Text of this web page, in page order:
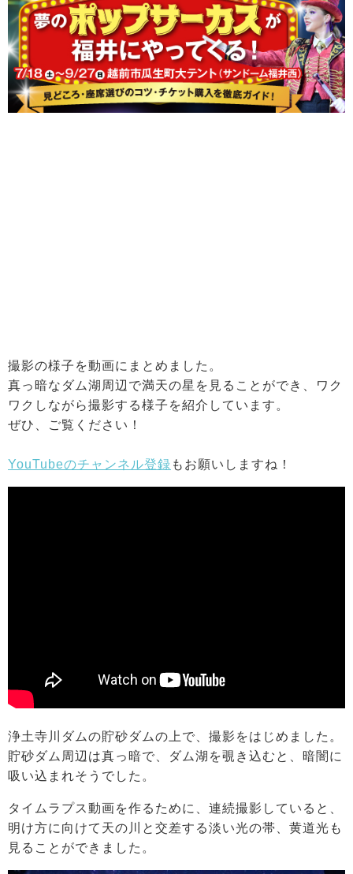
撮影の様子を動画にまとめました。
真っ暗なダム湖周辺で満天の星を見ることができ、ワク
ワクしながら撮影する様子を紹介しています。
ぜひ、ご覧ください！
YouTubeのチャンネル登録 もお願いしますね！
浄土寺川ダムの貯砂ダムの上で、撮影をはじめました。
貯砂ダム周辺は真っ暗で、ダム湖を覗き込むと、暗闇に
吸い込まれそうでした。
タイムラプス動画を作るために、連続撮影していると、
明け方に向けて天の川と交差する淡い光の帯、黄道光も
見ることができました。